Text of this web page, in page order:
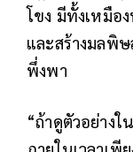
โขง มีทั้งเหมือ
และสร้างมลพิ
พึ่งพา
“ถ้าดูตัวอย่าง